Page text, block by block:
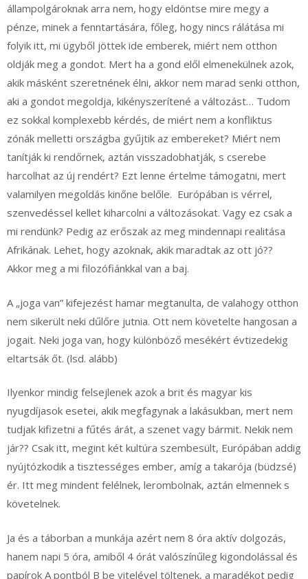
állampolgároknak arra nem, hogy eldöntse mire megy a
pénze, minek a fenntartására, főleg, hogy nincs rálátása mi
folyik itt, mi ügyből jöttek ide emberek, miért nem otthon
oldják meg a gondot. Mert ha a gond elől elmenekülnek azok,
akik másként szeretnének élni, akkor nem marad senki otthon,
aki a gondot megoldja, kikényszerítené a változást… Tudom
ez sokkal komplexebb kérdés, de miért nem a konfliktus
zónák melletti országba gyűjtik az embereket? Miért nem
tanítják ki rendőrnek, aztán visszadobhatják, s cserebe
harcolhat az új rendért? Ezt lenne értelme támogatni, mert
valamilyen megoldás kinőne belőle. Európában is vérrel,
szenvedéssel kellet kiharcolni a változásokat. Vagy ez csak a
mi rendünk? Pedig az erőszak az meg mindennapi realitása
Afrikának. Lehet, hogy azoknak, akik maradtak az ott jó??
Akkor meg a mi filozófiánkkal van a baj.
A „joga van” kifejezést hamar megtanulta, de valahogy otthon
nem sikerült neki dűlőre jutnia. Ott nem követelte hangosan a
jogait. Neki joga van, hogy különböző mesékért évtizedekig
eltartsák őt. (lsd. alább)
Ilyenkor mindig felsejlenek azok a brit és magyar kis
nyugdíjasok esetei, akik megfagynak a lakásukban, mert nem
tudjak kifizetni a fűtés árát, a szenet vagy bármit. Nekik nem
jár?? Csak itt, megint két kultúra szembesült, Európában addig
nyújtózkodik a tisztességes ember, amíg a takarója (büdzsé)
ér. Itt meg mindent felélnek, lerombolnak, aztán elmennek s
követelnek.
Ja és a táborban a munkája azért nem 8 óra aktív dolgozás,
hanem napi 5 óra, amiből 4 órát valószínűleg kigondolással és
papírok A pontból B be vitelével töltenek, a maradékot pedig